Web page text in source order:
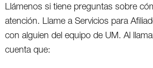
Llámenos si tiene preguntas sobre
atención. Llame a Servicios para
con alguien del equipo de UM. Al
cuenta que: